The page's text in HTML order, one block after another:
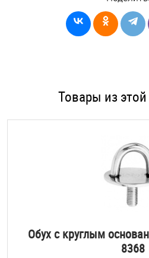
Товары из этой
Обух с круглым
8368